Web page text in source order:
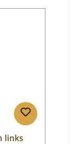
links